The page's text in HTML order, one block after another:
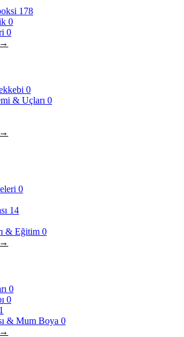
178
0
0
0
& Uçları 0
0
14
& Eğitim 0
0
0
& Mum Boya 0